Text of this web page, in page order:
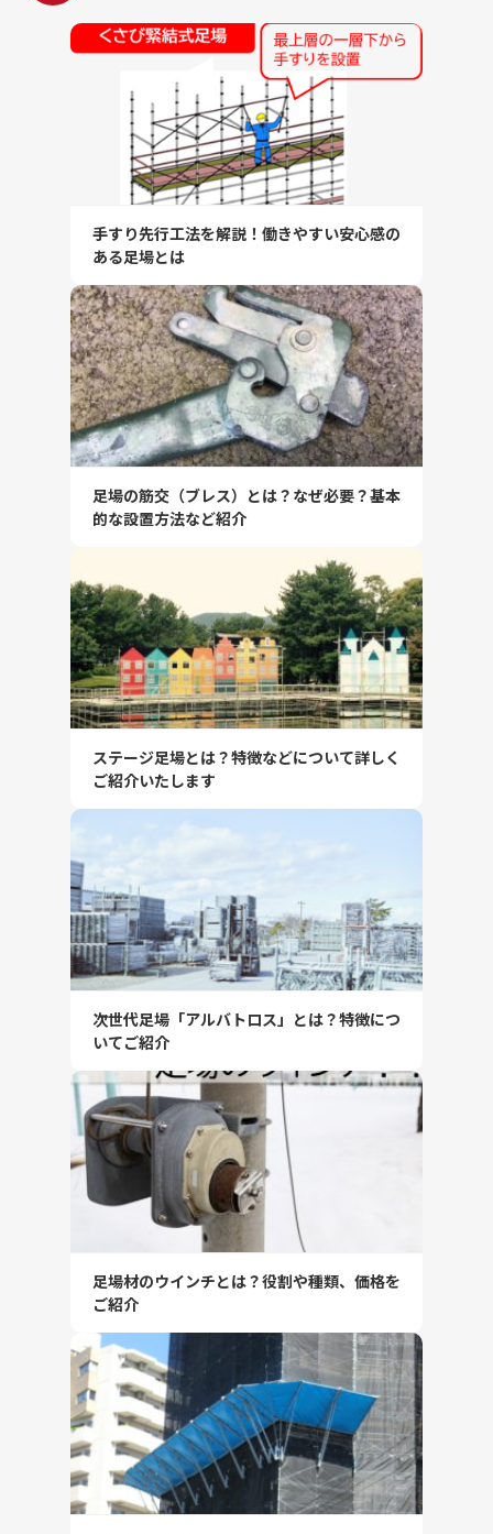
手すり先行工法を解説！働きやすい安心感の
ある足場とは
足場の筋交（ブレス）とは？なぜ必要？基本
的な設置方法など紹介
ステージ足場とは？特徴などについて詳しく
ご紹介いたします
次世代足場「アルバトロス」とは？特徴につ
いてご紹介
足場材のウインチとは？役割や種類、価格を
ご紹介